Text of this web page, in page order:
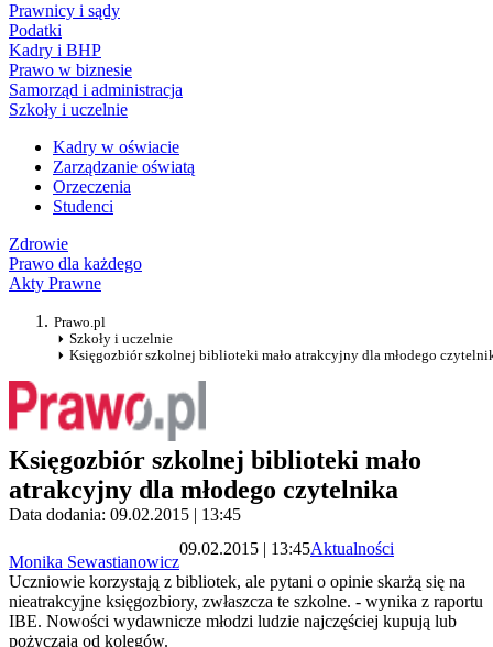
Prawnicy i sądy
Podatki
Kadry i BHP
Prawo w biznesie
Samorząd i administracja
Szkoły i uczelnie
Kadry w oświacie
Zarządzanie oświatą
Orzeczenia
Studenci
Zdrowie
Prawo dla każdego
Akty Prawne
Prawo.pl
Szkoły i uczelnie
Księgozbiór szkolnej biblioteki mało atrakcyjny dla młodego
Księgozbiór szkolnej biblioteki mało
atrakcyjny dla młodego czytelnika
Data dodania: 09.02.2015 | 13:45
Monika Sewastianowicz
09.02.2015 | 13:45Aktualności
Uczniowie korzystają z bibliotek, ale pytani o opinie skarżą się na
nieatrakcyjne księgozbiory, zwłaszcza te szkolne. - wynika z raportu
IBE. Nowości wydawnicze młodzi ludzie najczęściej kupują lub
pożyczają od kolegów.